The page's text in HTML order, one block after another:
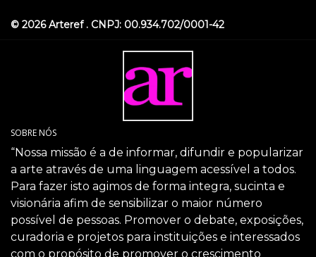
© 2026 Arteref . CNPJ: 00.934.702/0001-42
SOBRE NÓS
“Nossa missão é a de informar, difundir e popularizar
a arte através de uma linguagem acessível a todos.
Para fazer isto agimos de forma integra, sucinta e
visionária afim de sensibilizar o maior número
possível de pessoas. Promover o debate, exposições,
curadoria e projetos para instituições e interessados
com o propósito de promover o crescimento